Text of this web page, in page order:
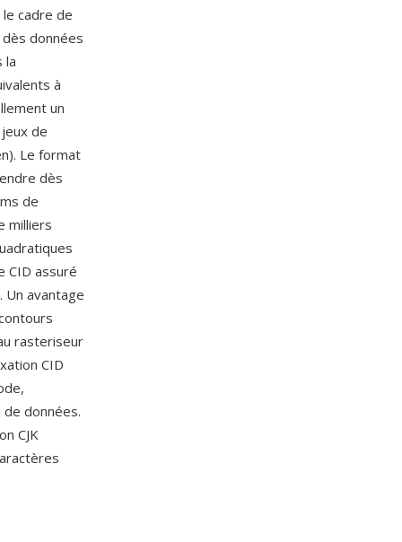
cadre de
données
la
à
un
de
Le format
dès
de
milliers
CID assuré
Un avantage
rasteriseur
CID
données.
CJK